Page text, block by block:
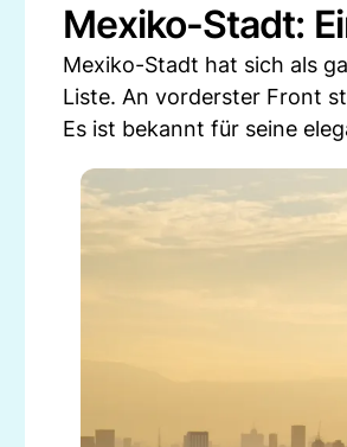
Mexiko-Stadt:
Mexiko-Stadt hat sich als
Liste. An vorderster Front
Es ist bekannt für seine